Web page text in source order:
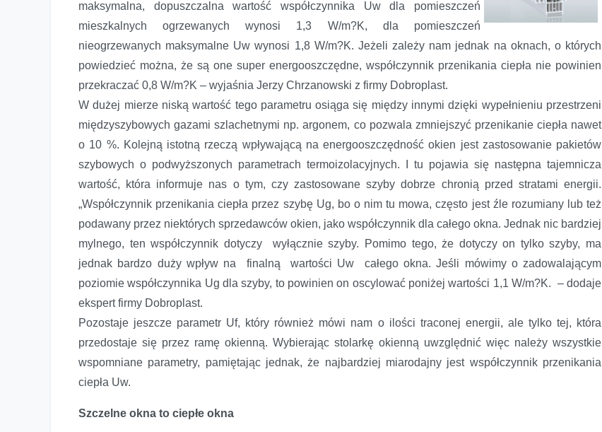
maksymalna, dopuszczalna wartość współczynnika Uw dla pomieszczeń
mieszkalnych ogrzewanych wynosi 1,3 W/m?K, dla pomieszczeń
nieogrzewanych maksymalne Uw wynosi 1,8 W/m?K. Jeżeli zależy nam jednak na oknach, o których
powiedzieć można, że są one super energooszczędne, współczynnik przenikania ciepła nie powinien
przekraczać 0,8 W/m?K – wyjaśnia Jerzy Chrzanowski z firmy Dobroplast.
W dużej mierze niską wartość tego parametru osiąga się między innymi dzięki wypełnieniu przestrzeni
międzyszybowych gazami szlachetnymi np. argonem, co pozwala zmniejszyć przenikanie ciepła nawet
o 10 %. Kolejną istotną rzeczą wpływającą na energooszczędność okien jest zastosowanie pakietów
szybowych o podwyższonych parametrach termoizolacyjnych. I tu pojawia się następna tajemnicza
wartość, która informuje nas o tym, czy zastosowane szyby dobrze chronią przed stratami energii.
„Współczynnik przenikania ciepła przez szybę Ug, bo o nim tu mowa, często jest źle rozumiany lub też
podawany przez niektórych sprzedawców okien, jako współczynnik dla całego okna. Jednak nic bardziej
mylnego, ten współczynnik dotyczy wyłącznie szyby. Pomimo tego, że dotyczy on tylko szyby, ma
jednak bardzo duży wpływ na finalną wartości Uw całego okna. Jeśli mówimy o zadowalającym
poziomie współczynnika Ug dla szyby, to powinien on oscylować poniżej wartości 1,1 W/m?K. – dodaje
ekspert firmy Dobroplast.
Pozostaje jeszcze parametr Uf, który również mówi nam o ilości traconej energii, ale tylko tej, która
przedostaje się przez ramę okienną. Wybierając stolarkę okienną uwzględnić więc należy wszystkie
wspomniane parametry, pamiętając jednak, że najbardziej miarodajny jest współczynnik przenikania
ciepła Uw.
Szczelne okna to ciepłe okna